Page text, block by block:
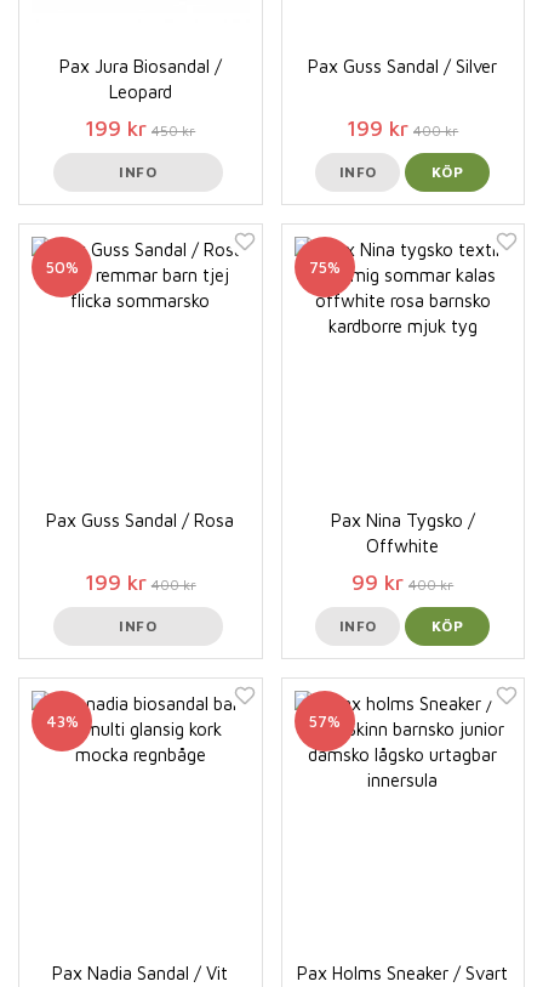
Pax Jura Biosandal /
Leopard
199 kr 450 kr
INFO
Pax Guss Sandal / Silver
199 kr 400 kr
INFO KÖP
50%
Pax Guss Sandal / Rosa
199 kr 400 kr
INFO
75%
Pax Nina Tygsko /
Offwhite
99 kr 400 kr
INFO KÖP
43%
Pax Nadia Sandal / Vit
57%
Pax Holms Sneaker / Svart